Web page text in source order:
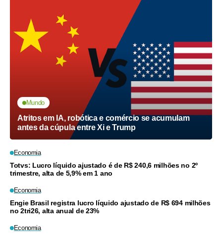
Mundo
Atritos em IA, robótica e comércio se acumulam
antes da cúpula entre Xi e Trump
Economia
Totvs: Lucro líquido ajustado é de R$ 240,6 milhões no 2º
trimestre, alta de 5,9% em 1 ano
Economia
Engie Brasil registra lucro líquido ajustado de R$ 694 milhões
no 2tri26, alta anual de 23%
Economia